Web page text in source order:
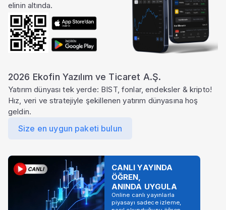
elinin altında.
2026 Ekofin Yazılım ve Ticaret A.Ş.
Yatırım dünyası tek yerde: BIST, fonlar, endeksler & kripto!
Hız, veri ve stratejiyle şekillenen yatırım dünyasına hoş
geldin.
Size en uygun paketi bulun
CANLI YAYINDA
ÖĞREN,
ANINDA UYGULA
Online canlı yayınlarla
piyasayı sadece izleme,